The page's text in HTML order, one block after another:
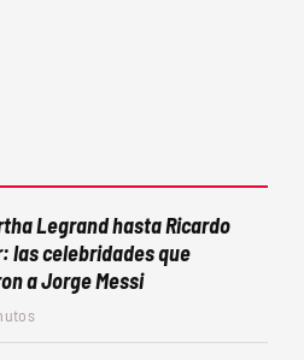
Legrand hasta Ricardo
las celebridades que
a Jorge Messi